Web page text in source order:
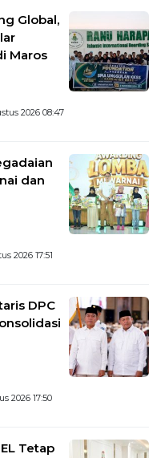
Global,
Maros
2026 08:47
dan
2026 17:51
DPC
2026 17:50
Tetap